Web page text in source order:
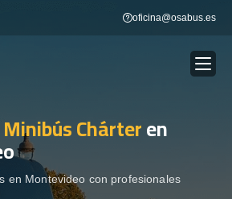
oficina@osabus.es
Show dropdown
Minibús Chárteren
en Montevideo con profesionales